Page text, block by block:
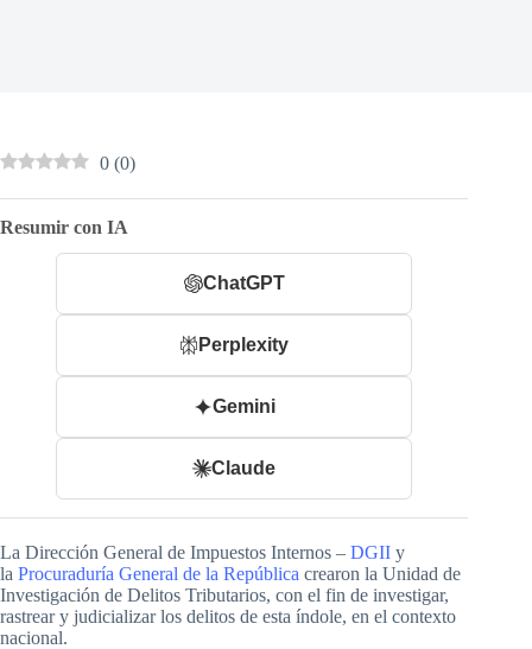
0 (0)
Resumir con IA
ChatGPT
Perplexity
Gemini
Claude
La Dirección General de Impuestos Internos – DGII y
la Procuraduría General de la República crearon la Unidad de
Investigación de Delitos Tributarios, con el fin de investigar,
rastrear y judicializar los delitos de esta índole, en el contexto
nacional.